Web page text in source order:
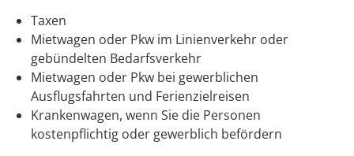
Taxen
Mietwagen oder Pkw im Linienverkehr oder
gebündelten Bedarfsverkehr
Mietwagen oder Pkw bei gewerblichen
Ausflugsfahrten und Ferienzielreisen
Krankenwagen, wenn Sie die Personen
kostenpflichtig oder gewerblich befördern